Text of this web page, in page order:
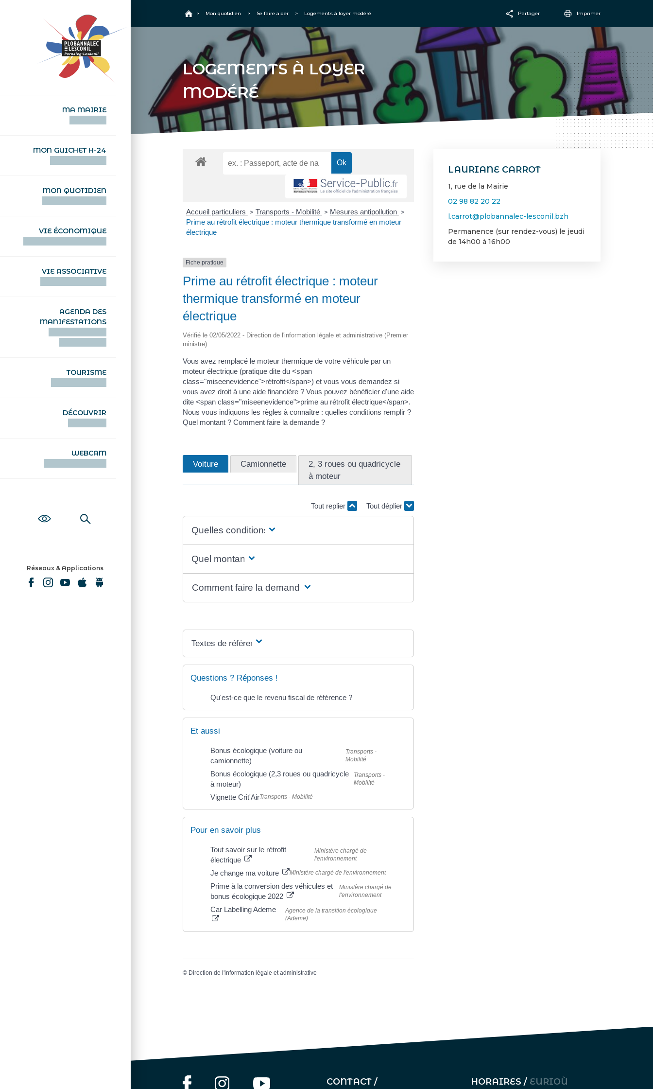
MA MAIRIE
MON GUICHET H-24
MON QUOTIDIEN
VIE ÉCONOMIQUE
VIE ASSOCIATIVE
AGENDA DES
MANIFESTATIONS
TOURISME
DÉCOUVRIR
WEBCAM
Réseaux & Applications
Accueil
> Mon quotidien > Se faire aider > Logements à loyer modéré Partager
Email
Imprimer
LOGEMENTS À LOYER
MODÉRÉ
LAURIANE CARROT
1, rue de la Mairie
02 98 82 20 22
l.carrot@plobannalec-lesconil.bzh
Permanence (sur rendez-vous) le jeudi
de 14h00 à 16h00
Accueil particuliers > Transports - Mobilité > Mesures antipollution >
Prime au rétrofit électrique : moteur thermique transformé en moteur
électrique
Fiche pratique
Prime au rétrofit électrique : moteur
thermique transformé en moteur
électrique
Vérifié le 02/05/2022 - Direction de l'information légale et administrative (Premier
ministre)
Vous avez remplacé le moteur thermique de votre véhicule par un
moteur électrique (pratique dite du <span
class="miseenevidence">rétrofit</span>) et vous vous demandez si
vous avez droit à une aide financière ? Vous pouvez bénéficier d'une aide
dite <span class="miseenevidence">prime au rétrofit électrique</span>.
Nous vous indiquons les règles à connaître : quelles conditions remplir ?
Quel montant ? Comment faire la demande ?
Voiture Camionnette
2, 3 roues ou quadricycle
à moteur
Tout replier Tout déplier
Quelles conditions ?
Quel montant ?
Comment faire la demande ?
Textes de référence
Questions ? Réponses !
Qu'est-ce que le revenu fiscal de référence ?
Et aussi
Bonus écologique (voiture ou
camionnette)
Transports -
Mobilité
Bonus écologique (2,3 roues ou quadricycle
à moteur)
Transports -
Mobilité
Vignette Crit'AirTransports - Mobilité
Pour en savoir plus
Tout savoir sur le rétrofit
électrique
Ministère chargé de
l'environnement
Je change ma voiture Ministère chargé de l'environnement
Prime à la conversion des véhicules et
bonus écologique 2022
Ministère chargé de
l'environnement
Car Labelling Ademe
Agence de la transition écologique
(Ademe)
© Direction de l'information légale et administrative
CONTACT / HORAIRES / EURIOÙ